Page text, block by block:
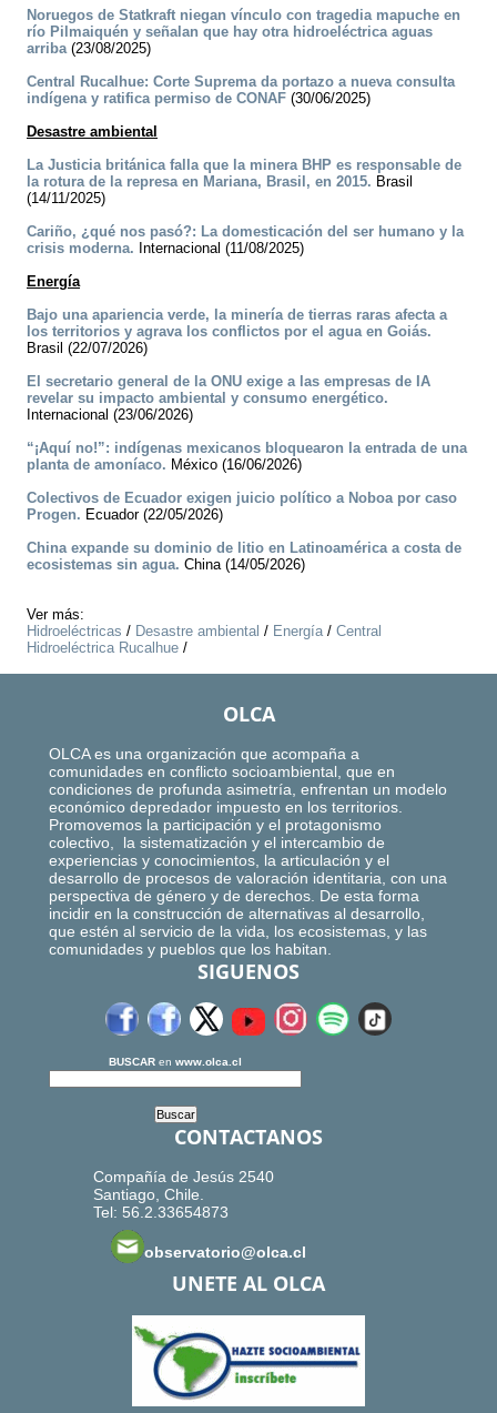
Noruegos de Statkraft niegan vínculo con tragedia mapuche en
río Pilmaiquén y señalan que hay otra hidroeléctrica aguas
arriba(23/08/2025)
Central Rucalhue: Corte Suprema da portazo a nueva consulta
indígena y ratifica permiso de CONAF (30/06/2025)
Desastre ambiental
La Justicia británica falla que la minera BHP es responsable de
la rotura de la represa en Mariana, Brasil, en 2015. Brasil
(14/11/2025)
Cariño, ¿qué nos pasó?: La domesticación del ser humano y la
crisis moderna. Internacional (11/08/2025)
Energía
Bajo una apariencia verde, la minería de tierras raras afecta a
los territorios y agrava los conflictos por el agua en Goiás.
Brasil (22/07/2026)
El secretario general de la ONU exige a las empresas de IA
revelar su impacto ambiental y consumo energético.
Internacional (23/06/2026)
“¡Aquí no!”: indígenas mexicanos bloquearon la entrada de una
planta de amoníaco. México (16/06/2026)
Colectivos de Ecuador exigen juicio político a Noboa por caso
Progen. Ecuador (22/05/2026)
China expande su dominio de litio en Latinoamérica a costa de
ecosistemas sin agua. China (14/05/2026)
Ver más:
Hidroeléctricas / Desastre ambiental / Energía/ Central
Hidroeléctrica Rucalhue /
OLCA
OLCA es una organización que acompaña a
comunidades en conflicto socioambiental, que en
condiciones de profunda asimetría, enfrentan un modelo
económico depredador impuesto en los territorios.
Promovemos la participación y el protagonismo
colectivo, la sistematización y el intercambio de
experiencias y conocimientos, la articulación y el
desarrollo de procesos de valoración identitaria, con una
perspectiva de género y de derechos. De esta forma
incidir en la construcción de alternativas al desarrollo,
que estén al servicio de la vida, los ecosistemas, y las
comunidades y pueblos que los habitan.
SIGUENOS
BUSCAR en www.olca.cl
CONTACTANOS
Compañía de Jesús 2540
Santiago, Chile.
Tel: 56.2.33654873
observatorio@olca.cl
UNETE AL OLCA